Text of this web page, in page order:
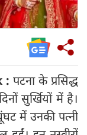
: पटना के प्रसिद्ध
सुर्खियों में है।
में उनकी पत्नी